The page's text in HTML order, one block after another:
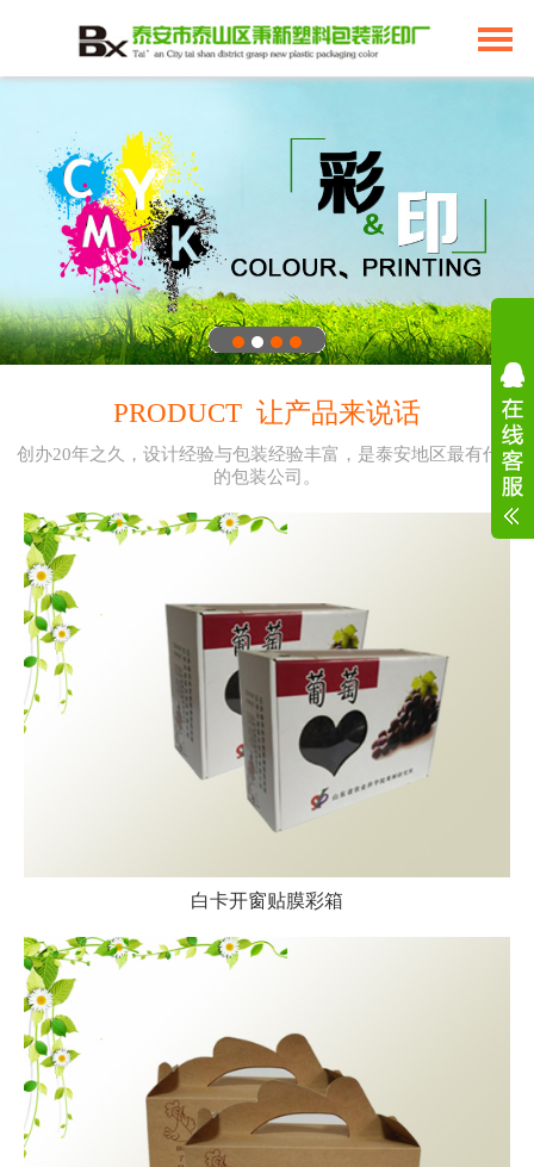
PRODUCT 让产品来说话
创办20年之久，设计经验与包装经验丰富，是泰安地区最有代表
的包装公司。
白卡开窗贴膜彩箱